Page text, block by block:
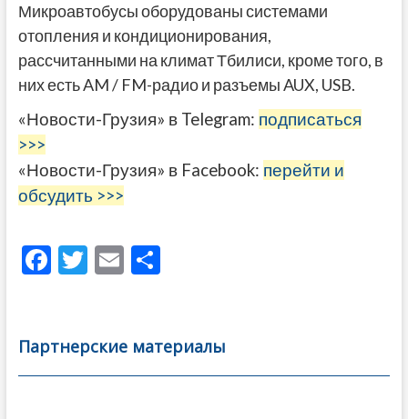
Микроавтобусы оборудованы системами
отопления и кондиционирования,
рассчитанными на климат Тбилиси, кроме того, в
них есть AM / FM-радио и разъемы AUX, USB.
«Новости-Грузия» в Telegram: подписаться
>>>
«Новости-Грузия» в Facebook: перейти и
обсудить >>>
F
b
o
T
er
E
l
О
а
в
Партнерские материалы